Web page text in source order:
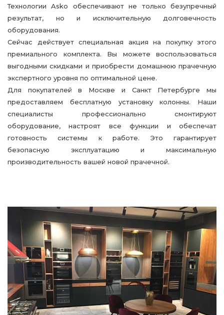
Технологии Asko обеспечивают не только безупречный
результат, но и исключительную долговечность
оборудования.
Сейчас действует специальная акция на покупку этого
премиального комплекта. Вы можете воспользоваться
выгодными скидками и приобрести домашнюю прачечную
экспертного уровня по оптимальной цене.
Для покупателей в Москве и Санкт Петербурге мы
предоставляем бесплатную установку колонны. Наши
специалисты профессионально смонтируют
оборудование, настроят все функции и обеспечат
готовность системы к работе. Это гарантирует
безопасную эксплуатацию и максимальную
производительность вашей новой прачечной.